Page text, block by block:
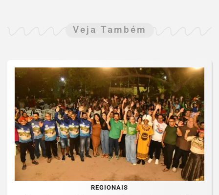
Veja Também
REGIONAIS